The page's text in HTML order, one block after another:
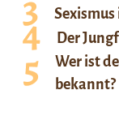
Der
Wer ist
bekannt?